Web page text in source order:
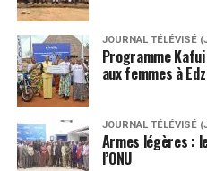
JOURNAL TÉLÉVISÉ
Programme Kafui
aux femmes à
JOURNAL TÉLÉVISÉ
Armes légères :
l’ONU